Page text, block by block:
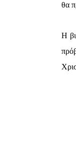
θα
Η